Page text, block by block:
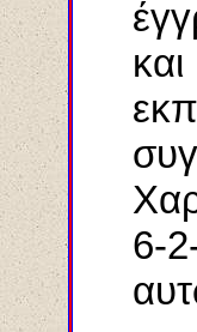
6-